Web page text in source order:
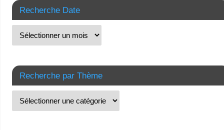
Recherche Date
Recherche par Thème